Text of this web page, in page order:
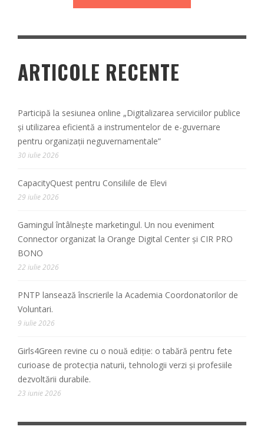
ARTICOLE RECENTE
Participă la sesiunea online „Digitalizarea serviciilor publice
și utilizarea eficientă a instrumentelor de e-guvernare
pentru organizații neguvernamentale”
30 iulie 2026
CapacityQuest pentru Consiliile de Elevi
29 iulie 2026
Gamingul întâlnește marketingul. Un nou eveniment
Connector organizat la Orange Digital Center și CIR PRO
BONO
22 iulie 2026
PNTP lansează înscrierile la Academia Coordonatorilor de
Voluntari.
9 iulie 2026
Girls4Green revine cu o nouă ediție: o tabără pentru fete
curioase de protecția naturii, tehnologii verzi și profesiile
dezvoltării durabile.
23 iunie 2026